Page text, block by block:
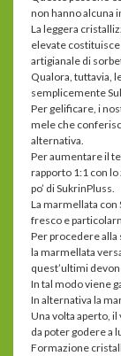
non hanno alcuna
La leggera
elevate
artigianale di
Qualora, tuttavia,
semplicemente
Per gelificare, i
mele che
alternativa.
Per aumentare il
rapporto 1:1 con
po’ di SukrinPluss.
La marmellata con
fresco e
Per procedere alla
la marmellata
quest’ultimi
In tal modo viene
In alternativa la
Una volta aperto,
da poter godere a
Formazione